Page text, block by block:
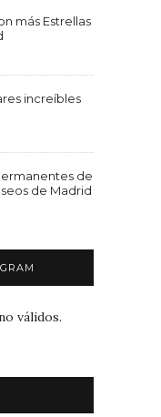
más Estrellas
increíbles
de
de Madrid
válidos.